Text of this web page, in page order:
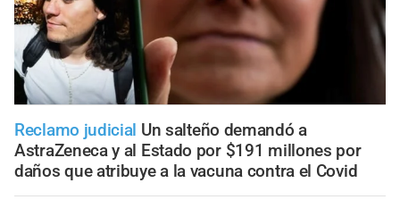
Reclamo judicial Un salteño demandó a
AstraZeneca y al Estado por $191 millones por
daños que atribuye a la vacuna contra el Covid